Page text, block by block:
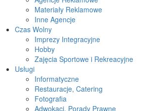
Materiały Reklamowe
Inne Agencje
Czas Wolny
Imprezy Integracyjne
Hobby
Zajęcia Sportowe i Rekreacyjne
Usługi
Informatyczne
Restauracje, Catering
Fotografia
Adwokaci, Porady Prawne